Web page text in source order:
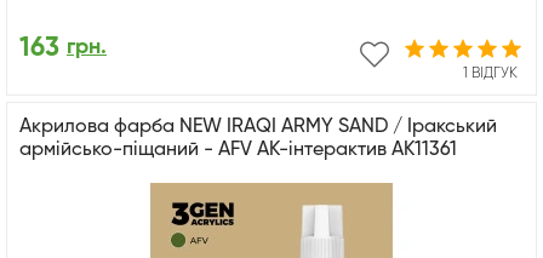
1 ВІДГУК
163 грн.
Акрилова фарба NEW IRAQI ARMY SAND / Іракський
армійсько-піщаний - AFV АК-інтерактив AK11361